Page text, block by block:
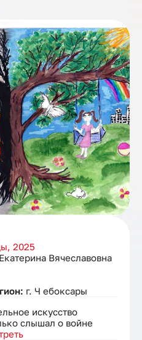
2025
Вячеславовна
г. Ч ебоксары
искусство
слышал о войне